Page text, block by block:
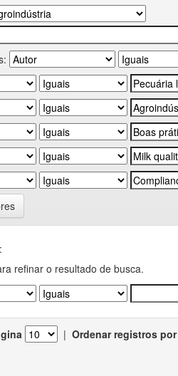
refinar o resultado de busca.
| Ordenar registros por